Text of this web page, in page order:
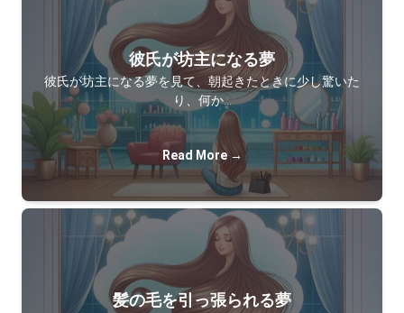
彼氏が坊主になる夢
彼氏が坊主になる夢を見て、朝起きたときに少し驚いた
り、何か…
Read More →
髪の毛を引っ張られる夢